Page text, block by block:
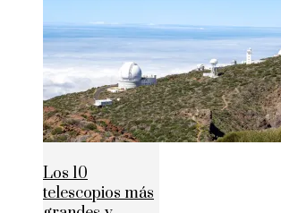
Los 10
telescopios más